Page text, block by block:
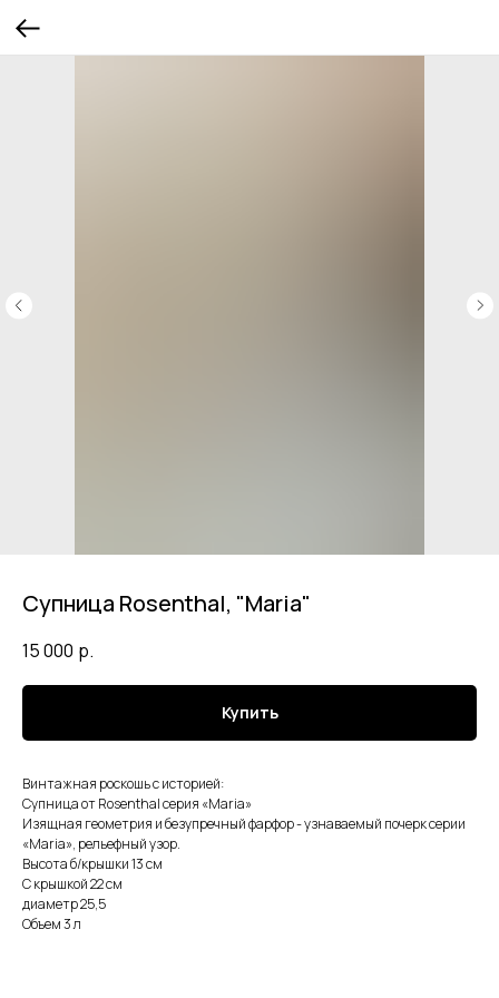
Супница Rosenthal, "Maria"
15 000 р.
Купить
Винтажная роскошь с историей:
Супница от Rosenthal серия «Maria»
Изящная геометрия и безупречный фарфор - узнаваемый почерк серии
«Maria», рельефный узор.
Высота б/крышки 13 см
С крышкой 22 см
диаметр 25,5
Объем 3 л